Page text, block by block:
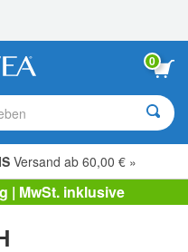
0
Versand ab 60,00 € »
| MwSt. inklusive